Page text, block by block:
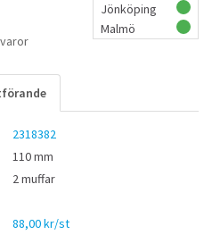
Jönköping
Malmö
2318382
110 mm
2 muffar
88,00 kr/st